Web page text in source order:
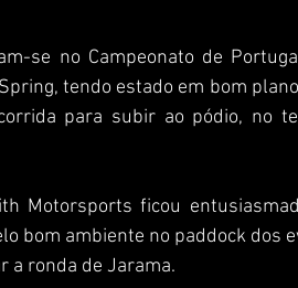
se no Campeonato de
tendo estado em bom
para subir ao pódio, no
Motorsports ficou
bom ambiente no paddock dos
a ronda de Jarama.